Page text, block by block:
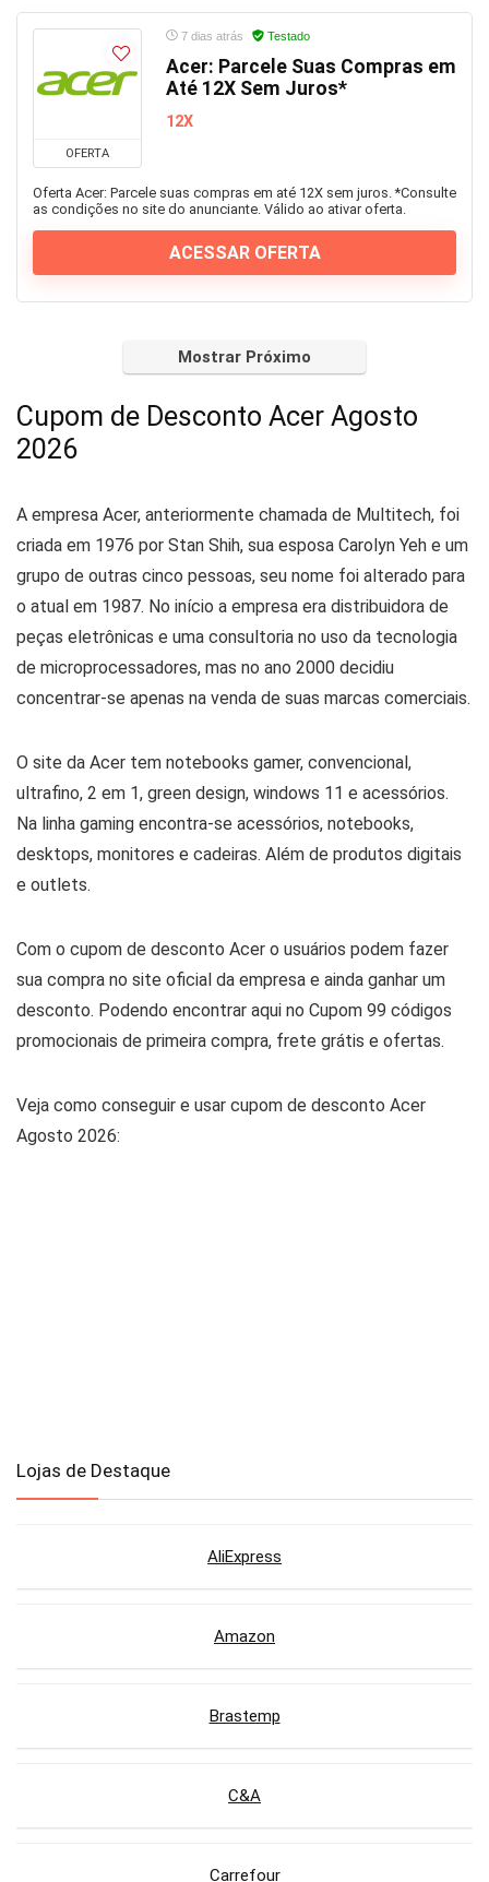
OFERTA
7 dias atrás Testado
Acer: Parcele Suas Compras em
Até 12X Sem Juros*
12X
Oferta Acer: Parcele suas compras em até 12X sem juros. *Consulte
as condições no site do anunciante. Válido ao ativar oferta.
ACESSAR OFERTA
Mostrar Próximo
Cupom de Desconto Acer Agosto
2026
A empresa Acer, anteriormente chamada de Multitech, foi
criada em 1976 por Stan Shih, sua esposa Carolyn Yeh e um
grupo de outras cinco pessoas, seu nome foi alterado para
o atual em 1987. No início a empresa era distribuidora de
peças eletrônicas e uma consultoria no uso da tecnologia
de microprocessadores, mas no ano 2000 decidiu
concentrar-se apenas na venda de suas marcas comerciais.
O site da Acer tem notebooks gamer, convencional,
ultrafino, 2 em 1, green design, windows 11 e acessórios.
Na linha gaming encontra-se acessórios, notebooks,
desktops, monitores e cadeiras. Além de produtos digitais
e outlets.
Com o cupom de desconto Acer o usuários podem fazer
sua compra no site oficial da empresa e ainda ganhar um
desconto. Podendo encontrar aqui no Cupom 99 códigos
promocionais de primeira compra, frete grátis e ofertas.
Veja como conseguir e usar cupom de desconto Acer
Agosto 2026:
Lojas de Destaque
AliExpress
Amazon
Brastemp
C&A
Carrefour